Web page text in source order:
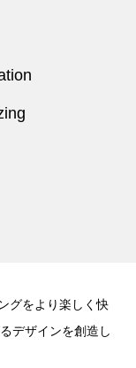
グをより楽しく快
デザインを創造し